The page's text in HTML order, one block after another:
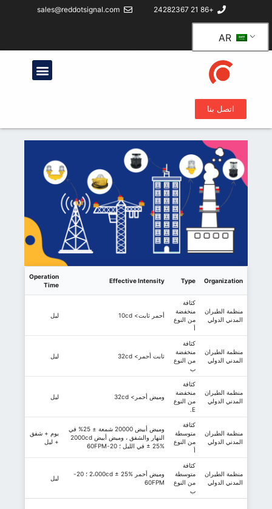
+86 21 24282367
sales@reddotsignal.com
AR
اتصل بنا
Organization
Type
Effective Intensity
Operation
Time
منظمة الطيران
المدني الدولي
كثافة
منخفضة
من النوع
أ
أحمر ثابت> 10cd ليل
منظمة الطيران
المدني الدولي
كثافة
منخفضة
من النوع
ب
ثابت أحمر> 32cd ليل
منظمة الطيران
المدني الدولي
كثافة
منخفضة
من النوع
E.
وميض أحمر> 32cd ليل
منظمة الطيران
المدني الدولي
كثافة
متوسطة
من النوع
أ
وميض أبيض 20000 شمعة ± 25% في
النهار والشفق ، وميض أبيض 2000cd
± 25% في الليل ؛ 20-60FPM
يوم + شفق
+ ليل
منظمة الطيران
المدني الدولي
كثافة
متوسطة
من النوع
ب
وميض أحمر 2،000cd ± 25% ؛ 20-
60FPM
ليل